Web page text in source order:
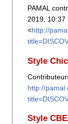
PAMAL
2019, 10:37
<http://
Style
http://
Style